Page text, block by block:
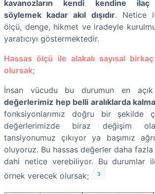
kavanozların kendi kendine ilaç
söylemek kadar akıl dışıdır. Netice
ölçü, denge, hikmet ve iradeyle
yaratıcıyı göstermektedir.
Hassas ölçü ile alakalı sayısal
olursak;
İnsan vücudu bu durumun en
değerlerimiz hep belli aralıklarda
fonksiyonlarımız doğru bir şekilde
değerlerimizde biraz değişim
tansiyonumuz çıkıyor ya başımız
oluyoruz. Bu hassas değerler daha
dahi netice verebiliyor. Bu durumlar
örnek verecek olursak;
3